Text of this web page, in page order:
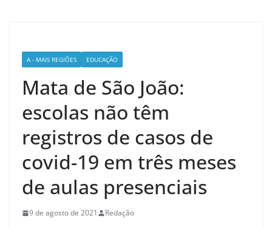
A - MAIS REGIÕES EDUCAÇÃO
Mata de São João:
escolas não têm
registros de casos de
covid-19 em três meses
de aulas presenciais
9 de agosto de 2021 Redação